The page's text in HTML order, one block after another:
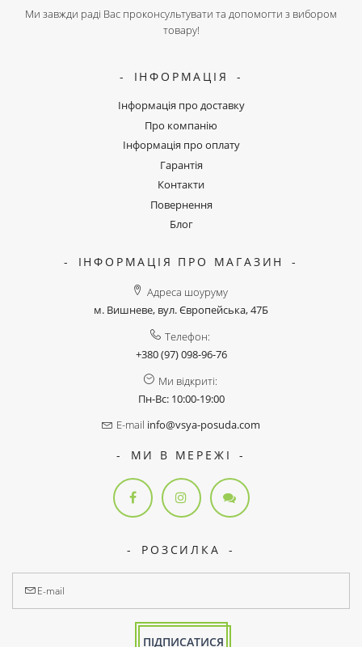
Ми завжди раді Вас проконсультувати та допомогти з вибором
товару!
ІНФОРМАЦІЯ
Інформація про доставку
Про компанію
Інформація про оплату
Гарантія
Контакти
Повернення
Блог
ІНФОРМАЦІЯ ПРО МАГАЗИН
Адреса шоуруму
м. Вишневе, вул. Європейська, 47Б
Телефон:
+380 (97) 098-96-76
Ми відкриті:
Пн-Вс: 10:00-19:00
E-mail info@vsya-posuda.com
МИ В МЕРЕЖІ
РОЗСИЛКА
ПІДПИСАТИСЯ